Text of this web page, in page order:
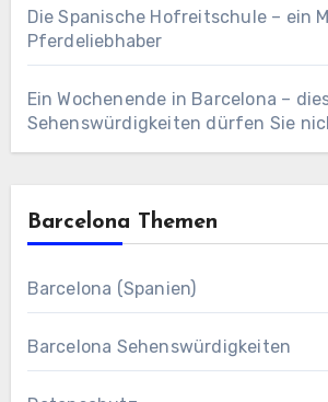
Die Spanische Hofreitschule – ein
Pferdeliebhaber
Ein Wochenende in Barcelona –
Sehenswürdigkeiten dürfen Sie
Barcelona Themen
Barcelona (Spanien)
Barcelona Sehenswürdigkeiten